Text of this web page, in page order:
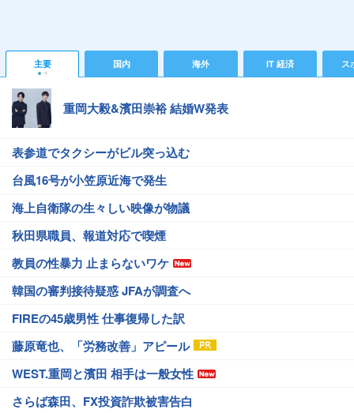
主要 国内 海外 IT 経済 ス
重岡大毅&濱田崇裕 結婚W発表
表参道でタクシーがビル突っ込む
台風16号が小笠原近海で発生
海上自衛隊の生々しい映像が物議
秋田県職員、報道対応で喫煙
教員の性暴力 止まらないワケ
韓国の審判接待疑惑 JFAが調査へ
FIREの45歳男性 仕事復帰した訳
藤原竜也、「労務改善」アピール
WEST.重岡と濱田 相手は一般女性
さらば森田、FX投資詐欺被害告白